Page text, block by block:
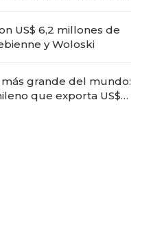
US$ 6,2 millones de
y Woloski
grande del mundo:
que exporta US$